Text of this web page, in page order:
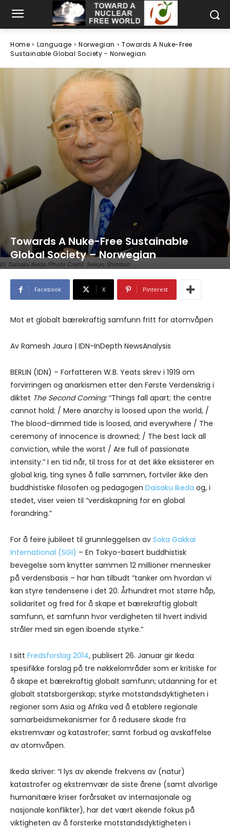
Home Language Norwegian
Towards A Nuke-Free
Sustainable Global Society - Norwegian
Dr. Daisaku Ikeda /Photo Credit: Seikyo Shimbun
Towards A Nuke-Free Sustainable
Global Society – Norwegian
Facebook X Pinterest
Mot et globalt bærekraftig samfunn fritt for atomvåpen
Av Ramesh Jaura | IDN-InDepth NewsAnalysis
BERLIN (IDN) – Forfatteren W.B. Yeats skrev i 1919 om
forvirringen og anarkismen etter den Første Verdenskrig i
diktet The Second Coming:“Things fall apart; the centre
cannot hold; / Mere anarchy is loosed upon the world, /
The blood-dimmed tide is loosed, and everywhere / The
ceremony of innocence is drowned; / The best lack all
conviction, while the worst / Are full of passionate
intensity.” I en tid når, til tross for at det ikke eksisterer en
global krig, ting synes å falle sammen, fortviler ikke den
buddhistiske filosofen og pedagogen Daisaku Ikeda og, i
stedet, viser veien til ”verdiskapning for en global
forandring.”
For å feire jubileet til grunnleggelsen av Soka Gakkai
International (SGI) – En Tokyo-basert buddhistisk
bevegelse som knytter sammen 12 millioner mennesker
på verdensbasis – har han tilbudt ”tanker om hvordan vi
kan styre tendensene i det 20. Århundret mot større håp,
solidaritet og fred for å skape et bærekraftig globalt
samfunn, et samfunn hvor verdigheten til hvert individ
stråler med sin egen iboende styrke.”
I sitt Fredsforslag 2014, publisert 26. Januar gir Ikeda
spesifikke forslag på tre nøkkelområder som er kritiske for
å skape et bærekraftig globalt samfunn; utdanning for et
globalt statsborgerskap; styrke motstandsdyktigheten i
regioner som Asia og Afrika ved å etablere regionale
samarbeidsmekanismer for å redusere skade fra
ekstremvær og katastrofer; samt forbud og avskaffelse
av atomvåpen.
Ikeda skriver: “I lys av økende frekvens av (natur)
katastrofer og ekstremvær de siste årene (samt alvorlige
humanitære kriser forårsaket av internasjonale og
nasjonale konflikter), har det vært økende fokus på
viktigheten av å forsterke motstandsdyktigheten i